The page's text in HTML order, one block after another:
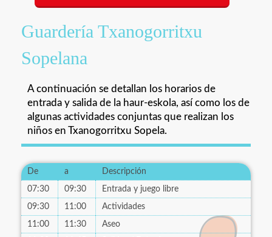
Guardería Txanogorritxu
Sopelana
A continuación se detallan los horarios de
entrada y salida de la haur-eskola, así como los de
algunas actividades conjuntas que realizan los
niños en Txanogorritxu Sopela.
De a Descripción
07:30 09:30 Entrada y juego libre
09:30 11:00 Actividades
11:00 11:30 Aseo